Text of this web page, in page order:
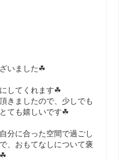
いました☘
してくれます☘
きましたので、少しでも
ても嬉しいです☘
分に合った空間で過ごし
、おもてなしについて褒